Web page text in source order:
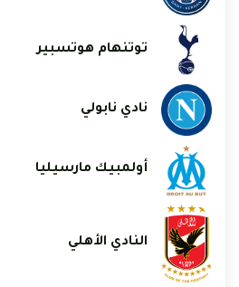
توتنهام هوتسبير
نادي نابولي
أولمبيك مارسيليا
النادي الأهلي